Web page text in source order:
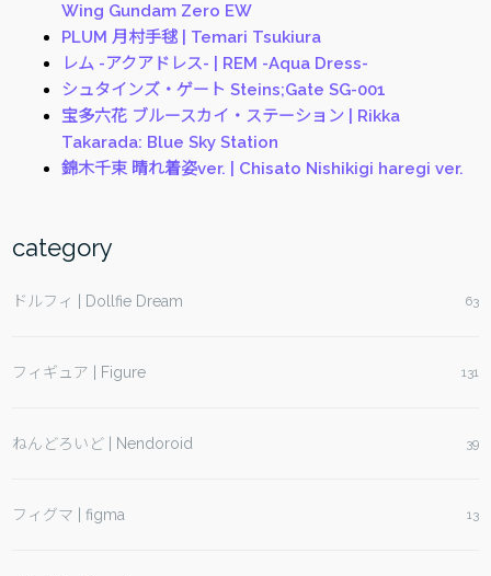
Wing Gundam Zero EW
PLUM 月村手毬 | Temari Tsukiura
レム -アクアドレス- | REM -Aqua Dress-
シュタインズ・ゲート Steins;Gate SG-001
宝多六花 ブルースカイ・ステーション | Rikka
Takarada: Blue Sky Station
錦木千束 晴れ着姿ver. | Chisato Nishikigi haregi ver.
category
ドルフィ | Dollfie Dream 63
フィギュア | Figure 131
ねんどろいど | Nendoroid 39
フィグマ | figma 13